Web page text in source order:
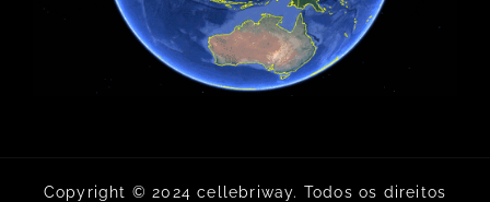
Copyright © 2024 cellebriway. Todos os direitos